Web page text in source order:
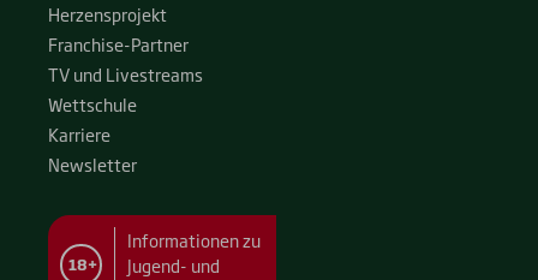
Her­zens­pro­jekt
Fran­chise-Par­t­­ner
TV und Live­streams
Wett­schu­le
Kar­rie­re
News­let­ter
18+
Informationen zu
Jugend- und